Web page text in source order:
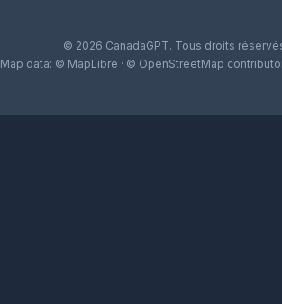
© 2026 CanadaGPT. Tous droits
Map data: © MapLibre · © OpenStreetMap